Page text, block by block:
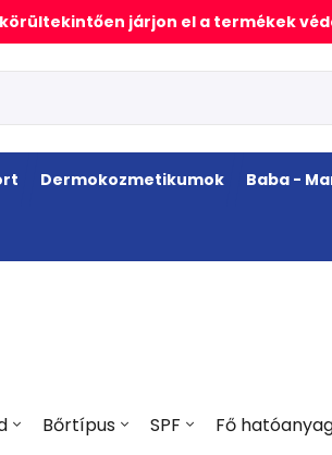
járjon el a termékek
Dermokozmetikumok Baba -
Bőrtípus SPF Fő